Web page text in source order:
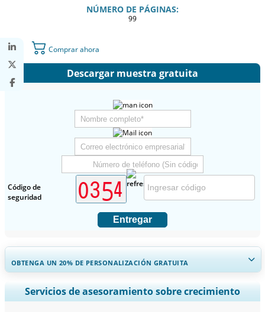
NÚMERO DE PÁGINAS:
99
Comprar ahora
Descargar muestra gratuita
Código de
seguridad
Entregar
OBTENGA UN 20% DE PERSONALIZACIÓN GRATUITA
Ampliar la cobertura regional y por país, Análisis de segmentos,
Perfiles de empresas, Benchmarking competitivo, e información
Servicios de asesoramiento sobre crecimiento